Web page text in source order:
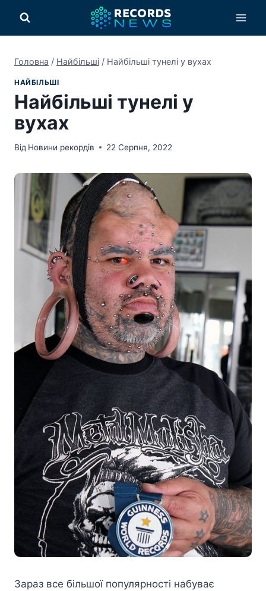
вмісту
Головна / Найбільші / Найбільші тунелі у вухах
НАЙБІЛЬШІ
Найбільші тунелі у
вухах
Від Новини рекордів 22 Серпня, 2022
Зараз все більшої популярності набуває